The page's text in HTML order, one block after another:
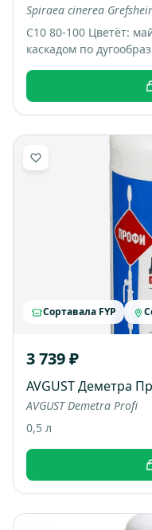
Spiraea cinerea
С10 80-100 Цветёт:
каскадом по
цветами, выглядит
размер: примерно
Сортавала FYP
3 739 ₽
AVGUST Деметра
AVGUST Demetra Profi
0,5 л